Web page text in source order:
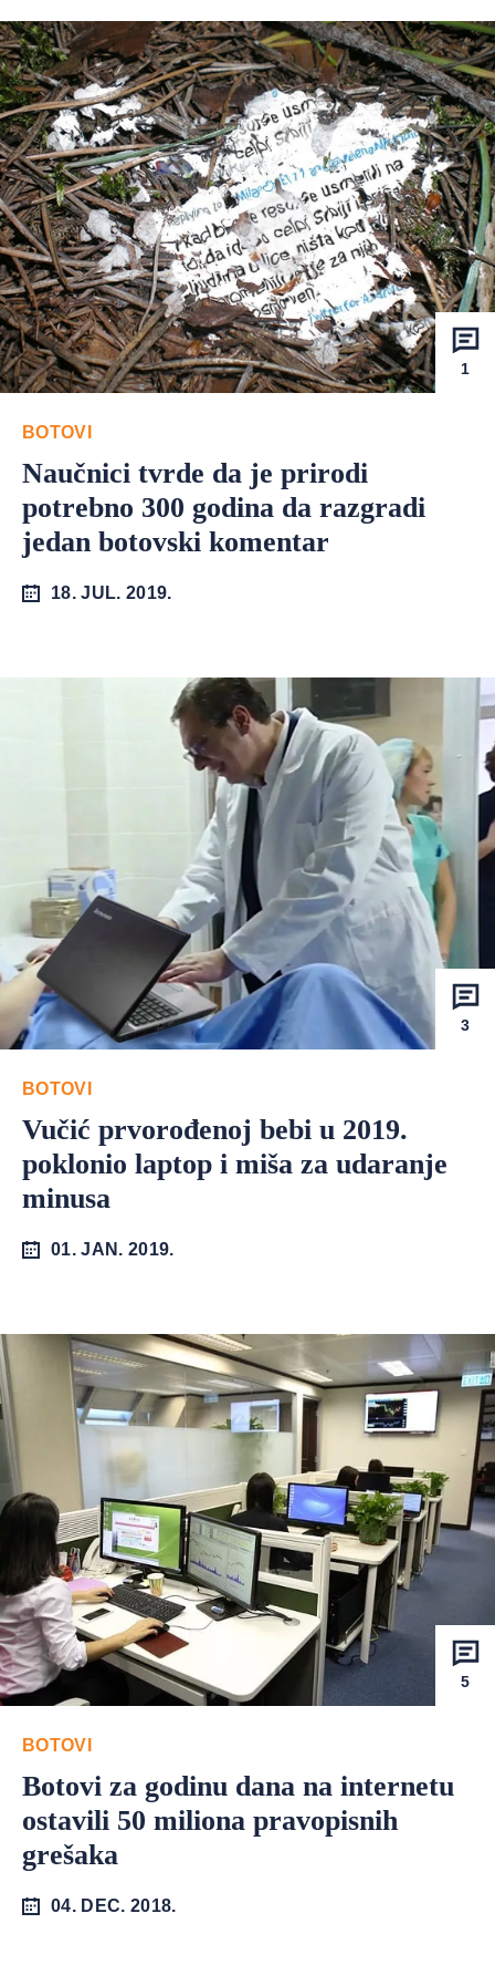
1
BOTOVI
Naučnici tvrde da je prirodi
potrebno 300 godina da razgradi
jedan botovski komentar
18. JUL. 2019.
3
BOTOVI
Vučić prvorođenoj bebi u 2019.
poklonio laptop i miša za udaranje
minusa
01. JAN. 2019.
5
BOTOVI
Botovi za godinu dana na internetu
ostavili 50 miliona pravopisnih
grešaka
04. DEC. 2018.